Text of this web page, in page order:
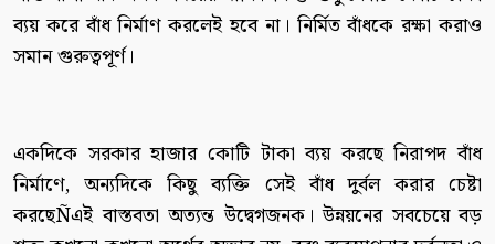
ব্যয় করে বাঁধ নির্মাণ করলেই হবে না। নির্মিত বাঁধকে রক্ষা করাও
সমান গুরুত্বপূর্ণ।
একদিকে সরকার হাজার কোটি টাকা ব্যয় করছে নিরাপদ বাঁধ
নির্মাণে, অন্যদিকে কিছু ব্যক্তি সেই বাঁধ দুর্বল করার চেষ্টা
করছেÑএই বাস্তবতা অত্যন্ত উদ্বেগজনক। উন্নয়নের সবচেয়ে বড়